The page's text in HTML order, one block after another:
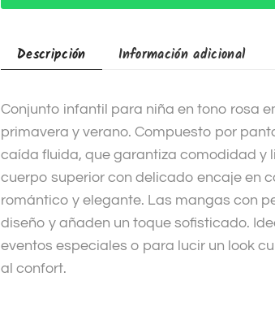
e
Descripción Información adicional
Conjunto infantil para niña en tono rosa
primavera y verano. Compuesto por
caída fluida, que garantiza comodidad y
cuerpo superior con delicado encaje en
romántico y elegante. Las mangas con
diseño y añaden un toque sofisticado.
eventos especiales o para lucir un look
al confort.